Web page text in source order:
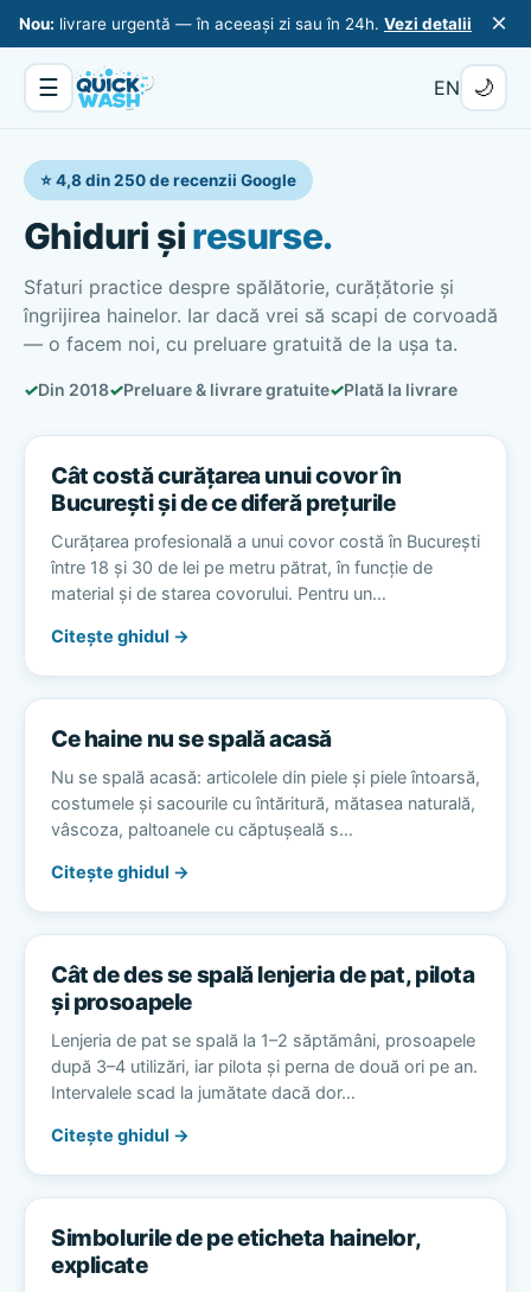
Nou: livrare urgentă — în aceeași zi sau în 24h. Vezi detalii ×
☰ EN 🌙
⭐ 4,8 din 250 de recenzii Google
Ghiduri șiresurse.
Sfaturi practice despre spălătorie, curățătorie și
îngrijirea hainelor. Iar dacă vrei să scapi de corvoadă
— o facem noi, cu preluare gratuită de la ușa ta.
✓Din 2018✓Preluare & livrare gratuite✓Plată la livrare
Cât costă curățarea unui covor în
București și de ce diferă prețurile
Curățarea profesională a unui covor costă în București
între 18 și 30 de lei pe metru pătrat, în funcție de
material și de starea covorului. Pentru un…
Citește ghidul →
Ce haine nu se spală acasă
Nu se spală acasă: articolele din piele și piele întoarsă,
costumele și sacourile cu întăritură, mătasea naturală,
vâscoza, paltoanele cu căptușeală s…
Citește ghidul →
Cât de des se spală lenjeria de pat, pilota
și prosoapele
Lenjeria de pat se spală la 1–2 săptămâni, prosoapele
după 3–4 utilizări, iar pilota și perna de două ori pe an.
Intervalele scad la jumătate dacă dor…
Citește ghidul →
Simbolurile de pe eticheta hainelor,
explicate